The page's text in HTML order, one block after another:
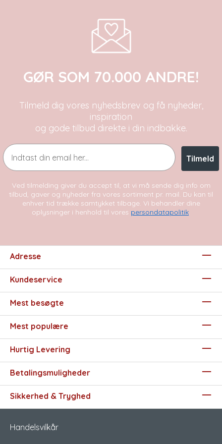
GØR SOM 70.000 ANDRE!
Tilmeld dig vores nyhedsbrev og få nyheder,
inspiration
og gode tilbud direkte i din indbakke.
Email
Tilmeld
Ved tilmelding giver du accept til, at vi må sende dig info om
tilbud, gaver og nyheder fra vores sortiment pr. mail. Du kan til
enhver tid trække samtykket tilbage. Vi behandler dine
oplysninger i henhold til vores persondatapolitik.
Adresse
Kundeservice
Mest besøgte
Mest populære
Hurtig Levering
Betalingsmuligheder
Sikkerhed & Tryghed
Handelsvilkår